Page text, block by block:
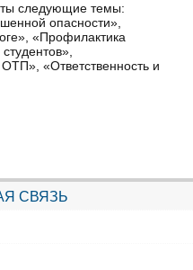
следующие темы:
опасности»,
«Профилактика
«Ответственность и
СВЯЗЬ